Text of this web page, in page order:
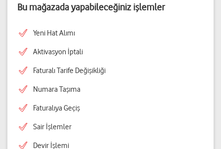
Bu mağazada yapabileceğiniz işlemler
Yeni Hat Alımı
Aktivasyon İptali
Faturalı Tarife Değişikliği
Numara Taşıma
Faturalıya Geçiş
Sair İşlemler
Devir İşlemi